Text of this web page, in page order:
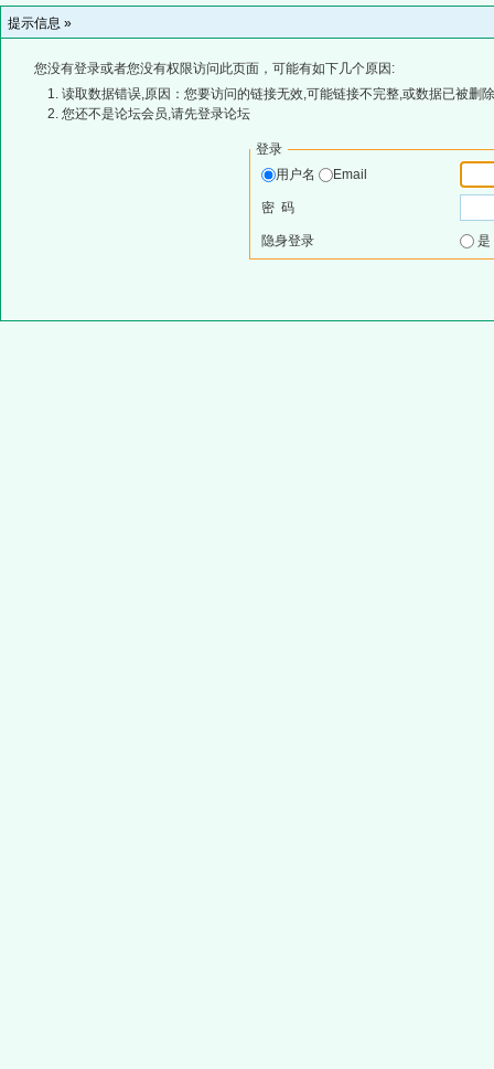
提示信息 »
您没有登录或者您没有权限访问此页面，可能有如下几个原因:
读取数据错误,原因：您要访问的链接无效,可能链接不完整,或数据已被删
您还不是论坛会员,请先登录论坛
登录
用户名
Email
密 码
隐身登录